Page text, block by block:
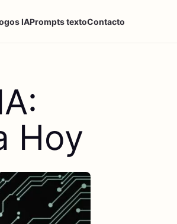
IAPrompts textoContacto
Hoy